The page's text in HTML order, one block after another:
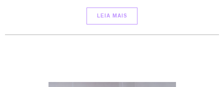
LEIA MAIS